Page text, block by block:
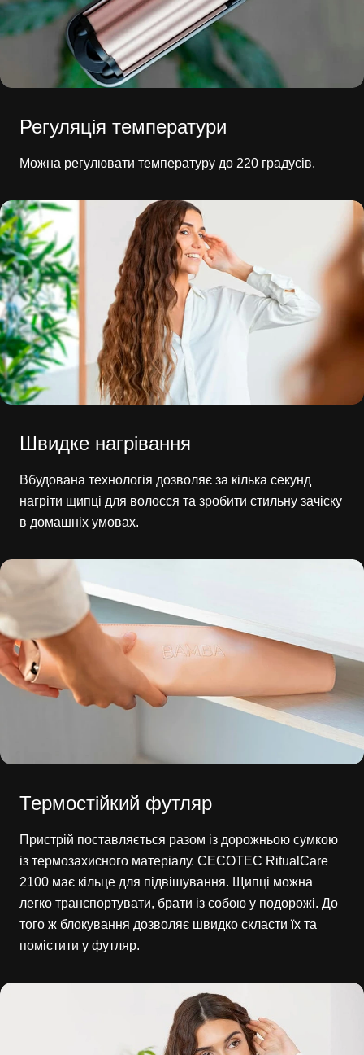
Регуляція температури
Можна регулювати температуру до 220 градусів.
Швидке нагрівання
Вбудована технологія дозволяє за кілька секунд
нагріти щипці для волосся та зробити стильну зачіску
в домашніх умовах.
Термостійкий футляр
Пристрій поставляється разом із дорожньою сумкою
із термозахисного матеріалу. CECOTEC RitualCare
2100 має кільце для підвішування. Щипці можна
легко транспортувати, брати із собою у подорожі. До
того ж блокування дозволяє швидко скласти їх та
помістити у футляр.